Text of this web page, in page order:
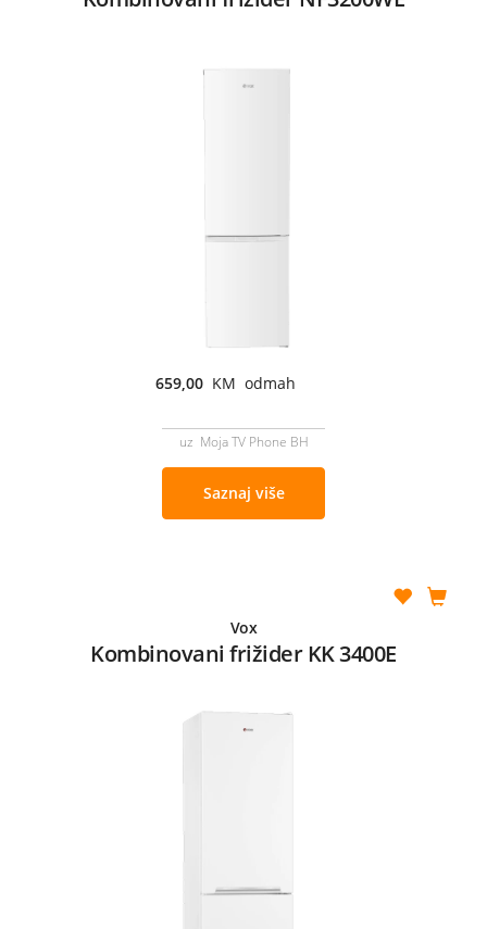
659,00 KM odmah
uz Moja TV Phone BH
Saznaj više
Vox
Kombinovani frižider KK 3400E